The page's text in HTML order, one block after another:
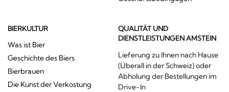
BIERKULTUR
Was ist Bier
Geschichte des Biers
Bierbrauen
Die Kunst der Verkostung
QUALITÄT UND
DIENSTLEISTUNGEN AMSTEIN
Lieferung zu Ihnen nach Hause
(Überall in der Schweiz) oder
Abholung der Bestellungen im
Drive-In